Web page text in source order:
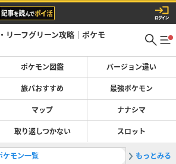
リーフグリーン攻略｜ポケモ
ポケモン図鑑 バージョン違い
旅パおすすめ 最強ポケモン
マップ ナナシマ
取り返しつかない スロット
ケモン一覧 2ストー
もっとみる